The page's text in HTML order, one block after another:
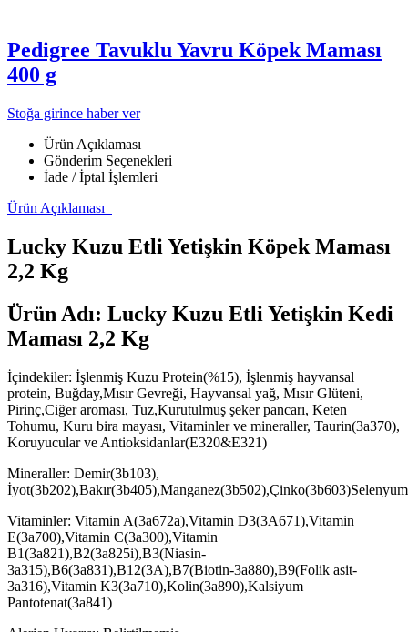
Pedigree Tavuklu Yavru Köpek Maması
400 g
Stoğa girince haber ver
Ürün Açıklaması
Gönderim Seçenekleri
İade / İptal İşlemleri
Ürün Açıklaması
Lucky Kuzu Etli Yetişkin Köpek Maması
2,2 Kg
Ürün Adı: Lucky Kuzu Etli Yetişkin Kedi
Maması 2,2 Kg
İçindekiler: İşlenmiş Kuzu Protein(%15), İşlenmiş hayvansal
protein, Buğday,Mısır Gevreği, Hayvansal yağ, Mısır Glüteni,
Pirinç,Ciğer aroması, Tuz,Kurutulmuş şeker pancarı, Keten
Tohumu, Kuru bira mayası, Vitaminler ve mineraller, Taurin(3a370),
Koruyucular ve Antioksidanlar(E320&E321)
Mineraller: Demir(3b103),
Vitaminler: Vitamin A(3a672a),Vitamin D3(3A671),Vitamin
E(3a700),Vitamin C(3a300),Vitamin
B1(3a821),B2(3a825i),B3(Niasin-
3a315),B6(3a831),B12(3A),B7(Biotin-3a880),B9(Folik asit-
3a316),Vitamin K3(3a710),Kolin(3a890),Kalsiyum
Pantotenat(3a841)